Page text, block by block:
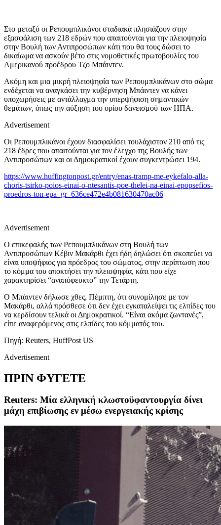
Στο μεταξύ οι Ρεπουμπλικάνοι σταδιακά πλησιάζουν στην
εξασφάλιση των 218 εδρών που απαιτούνται για την πλειοψηφία
στην Βουλή των Αντιπροσώπων κάτι που θα τους δώσει το
δικαίωμα να ασκούν βέτο στις νομοθετικές πρωτοβουλίες του
Αμερικανού προέδρου Τζο Μπάιντεν.
Ακόμη και μια μικρή πλειοψηφία των Ρεπουμπλικάνων στο σώμα
ενδέχεται να αναγκάσει την κυβέρνηση Μπάιντεν να κάνει
υποχωρήσεις με αντάλλαγμα την υπερψήφιση σημαντικών
θεμάτων, όπως την αύξηση του ορίου δανεισμού των ΗΠΑ.
Advertisement
Οι Ρεπουμπλικάνοι έχουν διασφαλίσει τουλάχιστον 210 από τις
218 έδρες που απαιτούνται για τον έλεγχο της Βουλής των
Αντιπροσώπων και οι Δημοκρατικοί έχουν συγκεντρώσει 194.
https://www.huffingtonpost.gr/entry/enas-tramp-me-eykefalo-alla-
choris-tsirko-poios-einai-o-ntesantis-poe-thelei-na-einai-epopsefios-
proedros-ton-epa_gr_636ce472e4b081630470ac06
Advertisement
Ο επικεφαλής των Ρεπουμπλικάνων στη Βουλή των
Αντιπροσώπων Κέβιν Μακάρθι έχει ήδη δηλώσει ότι σκοπεύει να
είναι υποψήφιος για πρόεδρος του σώματος, στην περίπτωση που
το κόμμα του αποκτήσει την πλειοψηφία, κάτι που είχε
χαρακτηρίσει “αναπόφευκτο” την Τετάρτη.
Ο Μπάιντεν δήλωσε χθες, Πέμπτη, ότι συνομίλησε με τον
Μακάρθι, αλλά πρόσθεσε ότι δεν έχει εγκαταλείψει τις ελπίδες του
να κερδίσουν τελικά οι Δημοκρατικοί. “Είναι ακόμα ζωντανές”,
είπε αναφερόμενος στις ελπίδες του κόμματός του.
Πηγή: Reuters, ΗuffPost US
Advertisement
ΠΡΙΝ ΦΥΓΕΤΕ
Reuters: Mία ελληνική κλωστοϋφαντουργία δίνει
μάχη επιβίωσης εν μέσω ενεργειακής κρίσης